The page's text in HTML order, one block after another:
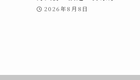
2026年8月8日